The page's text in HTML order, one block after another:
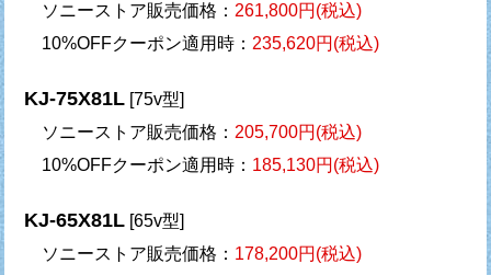
ソニーストア販売価格： 261,800円(税込)
10%OFFクーポン適用時： 235,620円(税込)
KJ-75X81L[75v型]
ソニーストア販売価格： 205,700円(税込)
10%OFFクーポン適用時： 185,130円(税込)
KJ-65X81L[65v型]
ソニーストア販売価格： 178,200円(税込)